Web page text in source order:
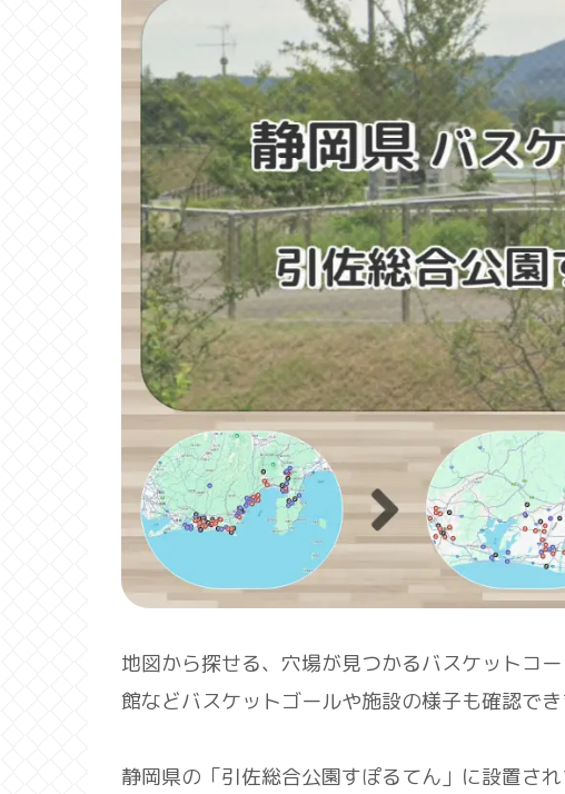
地図から探せる、穴場が見つかるバスケットコ
館などバスケットゴールや施設の様子も確認でき
静岡県の「引佐総合公園すぽるてん」に設置さ